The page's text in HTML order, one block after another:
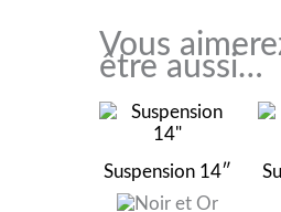
Vous
être aussi…
Suspension 14″